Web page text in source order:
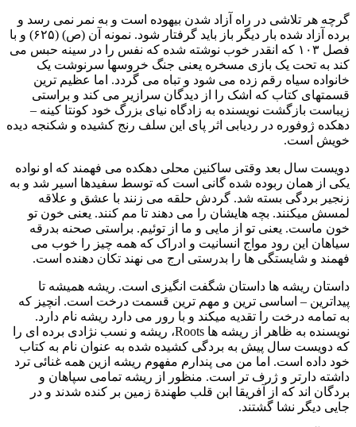
گرچه هر تلاشی در راه آزاد شدن بیهوده است و به نمر نمی رسد و
برده آزاد شده بار دیگر باز باید گرفتار شود. نمونه آن (ص) (۶۲۵) و با
فصل ۱۰۳ که انقدر خوب نوشته شده که نفس را در سینه حبس می
کند به تحت یک بازی مسخره یعنی جنگ خروسها سرنوشت یک
خانواده سیاه رقم زده می شود و تباه می گردد. اما عظیم ترین
قسمتهای کتاب که اشک را از دیدگان سرازیر می کند و براستی
زیباست بازگشت نویسنده به زادگاه نیای بزرگ خود کونتا کینه –
دهکده ژوفوره در ردیابی اثر پای این سلف رنج کشیده و شکنجه دیده
خویش است.
دویست سال بعد وقتی ساکنین محلی دهکده می فهمند که او نواده
یکی از همان ربوده شده گانی است که توسط سفیدها اسیر شد و به
زنجیر بردگی بسته شد. گردش حلقه می زنند با عشق و علاقه
لمسش میکنند. بچه هایشان را می دهند تا مم کنند. یعنی خون تو
خون ماست. یعنی تو از مایی و ما از توئیم. براستی صحنه بدرقه
سیاهان این رود مواج انسانیت و ادراک که همه چیز را خوب می
فهمند و شایستگی ها را بدرستی ارج می نهند تکان دهنده است.
داستان ریشه ها داستان شگفت انگیزی است. ریشه همیشه تا
پیداترین – اساسی ترین و مهم ترین قسمت درخت است. انچیز که
به تمامه درخت را تقدیه میکند و با رور می دارد ریشه نام دارد.
نویسنده به ظاهر از ریشه ها Roots، ریشه و نسب نژادی برده ای را
که دویست سال پیش به بردگی کشیده شده به عنوان نام به کتاب
خود داده است. اما من می پندارم مفهوم ریشه ازین همه غنائی ترد
داشته دارتر و ژرف تر است. منظور از ریشه تمامی سپاهان و
بردگان اند که از آفریقا ابن قلب طهندة زمين بر کنده شدند و در
جایی دیگر نشا گشتند.